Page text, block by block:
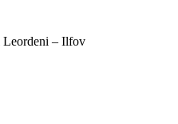
Leordeni – Ilfov